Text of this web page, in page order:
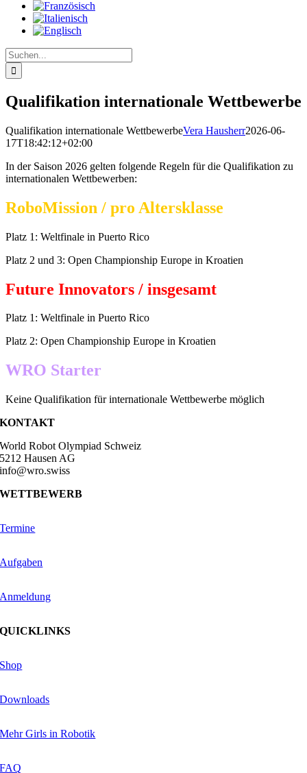
Suche
nach:
Qualifikation internationale Wettbewerbe
Qualifikation internationale WettbewerbeVera Hausherr2026-06-
17T18:42:12+02:00
In der Saison 2026 gelten folgende Regeln für die Qualifikation zu
internationalen Wettbewerben:
RoboMission / pro Altersklasse
Platz 1: Weltfinale in Puerto Rico
Platz 2 und 3: Open Championship Europe in Kroatien
Future Innovators / insgesamt
Platz 1: Weltfinale in Puerto Rico
Platz 2: Open Championship Europe in Kroatien
WRO Starter
Keine Qualifikation für internationale Wettbewerbe möglich
KONTAKT
World Robot Olympiad Schweiz
5212 Hausen AG
info@wro.swiss
WETTBEWERB
Termine
Aufgaben
Anmeldung
QUICKLINKS
Shop
Downloads
Mehr Girls in Robotik
FAQ